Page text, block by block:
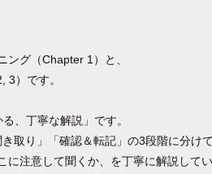
グ（Chapter 1）と、
3）です。
、丁寧な解説」です。
取り」「確認＆転記」の3段階に分け
に注意して聞くか、を丁寧に解説して